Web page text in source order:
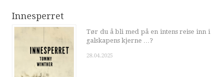
Innesperret
Tør du å bli med på en intens reise inn i
galskapens kjerne …?
28.04.2025